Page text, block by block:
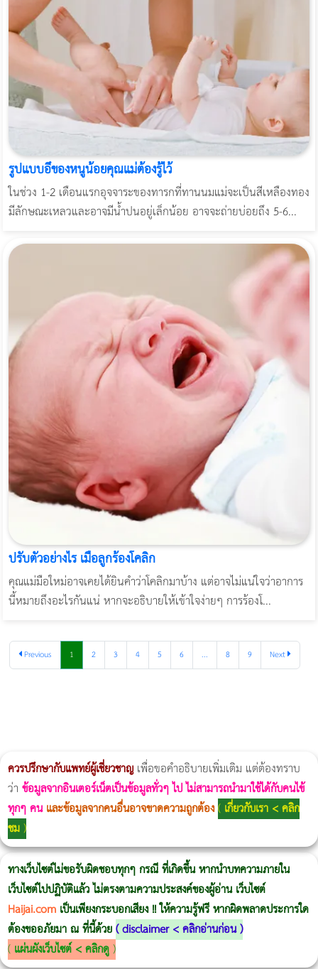
รูปแบบอึของหนูน้อยคุณแม่ต้องรู้ไว้
ในช่วง 1-2 เดือนแรกอุจจาระของทารกที่ทานนมแม่จะเป็นสีเหลืองทอง
มีลักษณะเหลวและอาจมีน้ำปนอยู่เล็กน้อย อาจจะถ่ายบ่อยถึง 5-6...
ปรับตัวอย่างไร เมื่อลูกร้องโคลิก
คุณแม่มือใหม่อาจเคยได้ยินคำว่าโคลิกมาบ้าง แต่อาจไม่แน่ใจว่าอาการ
นี้หมายถึงอะไรกันแน่ หากจะอธิบายให้เข้าใจง่ายๆ การร้องโ...
Previous 1 2 3 4 5 6 ... 8 9 Next
ควรปรึกษากับแพทย์ผู้เชี่ยวชาญเพื่อขอคำอธิบายเพิ่มเติม แต่ต้องทราบ
ว่า ข้อมูลจากอินเตอร์เน็ตเป็นข้อมูลทั่วๆ ไป ไม่สามารถนำมาใช้ได้กับคนไข้
ทุกๆ คน และข้อมูลจากคนอื่นอาจขาดความถูกต้อง( เกี่ยวกับเรา < คลิก
ชม)
ทางเว็บไซต์ไม่ขอรับผิดชอบทุกๆ กรณี ที่เกิดขึ้น หากนำบทความภายใน
เว็บไซต์ไปปฏิบัติแล้ว ไม่ตรงตามความประสงค์ของผู้อ่าน เว็บไซต์
Haijai.com เป็นเพียงกระบอกเสียง !! ให้ความรู้ฟรี หากผิดพลาดประการใด
ต้องขออภัยมา ณ ที่นี้ด้วย(disclaimer < คลิกอ่านก่อน)
( แผ่นผังเว็บไซต์ < คลิกดู)